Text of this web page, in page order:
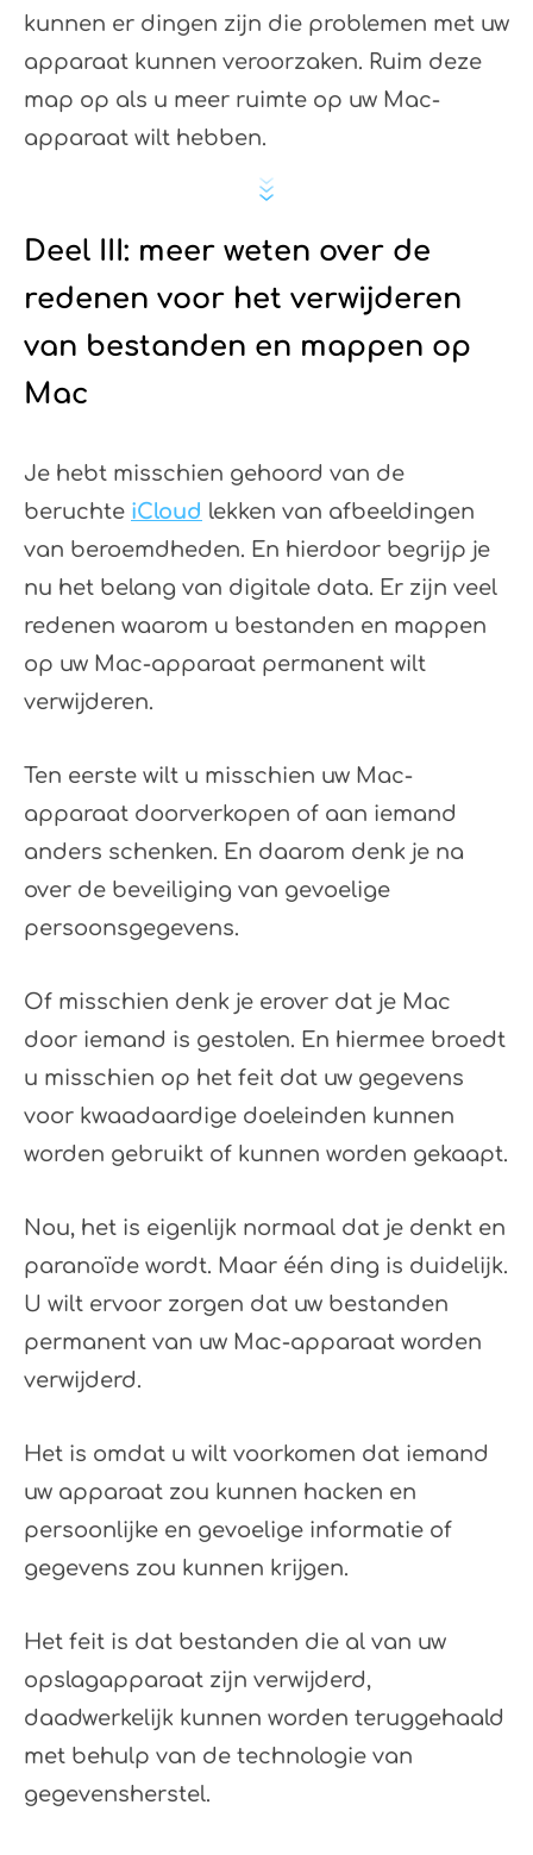
kunnen er dingen zijn die problemen met uw
apparaat kunnen veroorzaken. Ruim deze
map op als u meer ruimte op uw Mac-
apparaat wilt hebben.
Deel III: meer weten over de
redenen voor het verwijderen
van bestanden en mappen op
Mac
Je hebt misschien gehoord van de
beruchte iCloud lekken van afbeeldingen
van beroemdheden. En hierdoor begrijp je
nu het belang van digitale data. Er zijn veel
redenen waarom u bestanden en mappen
op uw Mac-apparaat permanent wilt
verwijderen.
Ten eerste wilt u misschien uw Mac-
apparaat doorverkopen of aan iemand
anders schenken. En daarom denk je na
over de beveiliging van gevoelige
persoonsgegevens.
Of misschien denk je erover dat je Mac
door iemand is gestolen. En hiermee broedt
u misschien op het feit dat uw gegevens
voor kwaadaardige doeleinden kunnen
worden gebruikt of kunnen worden gekaapt.
Nou, het is eigenlijk normaal dat je denkt en
paranoïde wordt. Maar één ding is duidelijk.
U wilt ervoor zorgen dat uw bestanden
permanent van uw Mac-apparaat worden
verwijderd.
Het is omdat u wilt voorkomen dat iemand
uw apparaat zou kunnen hacken en
persoonlijke en gevoelige informatie of
gegevens zou kunnen krijgen.
Het feit is dat bestanden die al van uw
opslagapparaat zijn verwijderd,
daadwerkelijk kunnen worden teruggehaald
met behulp van de technologie van
gegevensherstel.